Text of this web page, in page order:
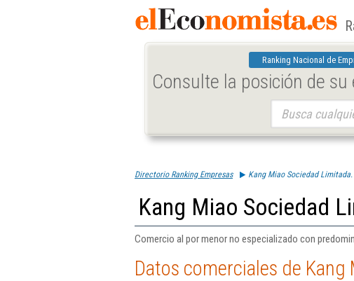
Ranking Nacional de
Consulte la posición de
Directorio Ranking Empresas Kang Miao Sociedad Limitada.
Kang Miao Sociedad
Comercio al por menor no especializado con
Datos comerciales de